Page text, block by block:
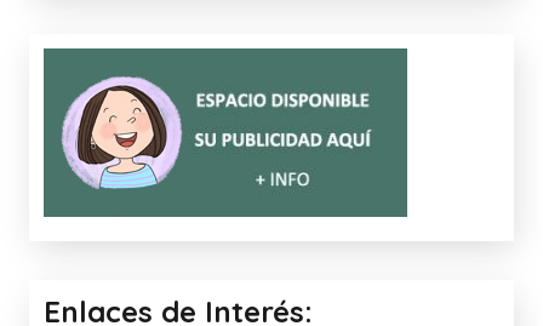
Enlaces de Interés: